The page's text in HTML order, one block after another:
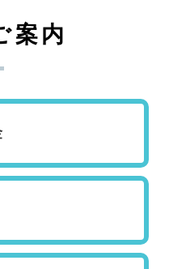
案内